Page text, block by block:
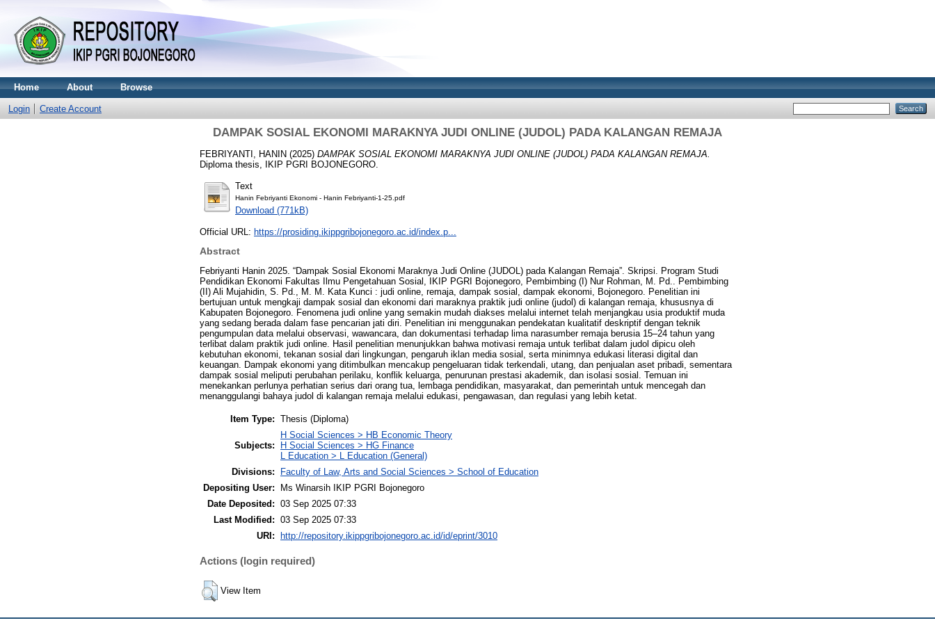
Home About Browse
Login Create Account
DAMPAK SOSIAL EKONOMI MARAKNYA JUDI ONLINE (JUDOL) PADA KALANGAN REMAJA
FEBRIYANTI, HANIN (2025) DAMPAK SOSIAL EKONOMI MARAKNYA JUDI ONLINE (JUDOL) PADA KALANGAN REMAJA.
Diploma thesis, IKIP PGRI BOJONEGORO.
Text
Hanin Febriyanti Ekonomi - Hanin Febriyanti-1-25.pdf
Download (771kB)
Official URL: https://prosiding.ikippgribojonegoro.ac.id/index.p...
Abstract
Febriyanti Hanin 2025. “Dampak Sosial Ekonomi Maraknya Judi Online (JUDOL) pada Kalangan Remaja”. Skripsi. Program Studi
Pendidikan Ekonomi Fakultas Ilmu Pengetahuan Sosial, IKIP PGRI Bojonegoro, Pembimbing (I) Nur Rohman, M. Pd.. Pembimbing
(II) Ali Mujahidin, S. Pd., M. M. Kata Kunci : judi online, remaja, dampak sosial, dampak ekonomi, Bojonegoro. Penelitian ini
bertujuan untuk mengkaji dampak sosial dan ekonomi dari maraknya praktik judi online (judol) di kalangan remaja, khususnya di
Kabupaten Bojonegoro. Fenomena judi online yang semakin mudah diakses melalui internet telah menjangkau usia produktif muda
yang sedang berada dalam fase pencarian jati diri. Penelitian ini menggunakan pendekatan kualitatif deskriptif dengan teknik
pengumpulan data melalui observasi, wawancara, dan dokumentasi terhadap lima narasumber remaja berusia 15–24 tahun yang
terlibat dalam praktik judi online. Hasil penelitian menunjukkan bahwa motivasi remaja untuk terlibat dalam judol dipicu oleh
kebutuhan ekonomi, tekanan sosial dari lingkungan, pengaruh iklan media sosial, serta minimnya edukasi literasi digital dan
keuangan. Dampak ekonomi yang ditimbulkan mencakup pengeluaran tidak terkendali, utang, dan penjualan aset pribadi, sementara
dampak sosial meliputi perubahan perilaku, konflik keluarga, penurunan prestasi akademik, dan isolasi sosial. Temuan ini
menekankan perlunya perhatian serius dari orang tua, lembaga pendidikan, masyarakat, dan pemerintah untuk mencegah dan
menanggulangi bahaya judol di kalangan remaja melalui edukasi, pengawasan, dan regulasi yang lebih ketat.
Item Type: Thesis (Diploma)
Subjects:
H Social Sciences > HB Economic Theory
H Social Sciences > HG Finance
L Education > L Education (General)
Divisions:
Faculty of Law, Arts and Social Sciences > School of Education
Depositing User:
Ms Winarsih IKIP PGRI Bojonegoro
Date Deposited: 03 Sep 2025 07:33
Last Modified: 03 Sep 2025 07:33
URI:
http://repository.ikippgribojonegoro.ac.id/id/eprint/3010
Actions (login required)
View Item